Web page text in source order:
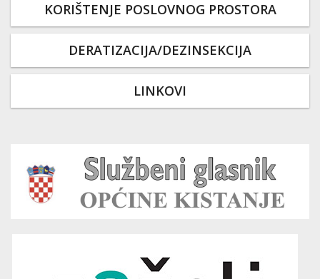
KORIŠTENJE POSLOVNOG PROSTORA
DERATIZACIJA/DEZINSEKCIJA
LINKOVI